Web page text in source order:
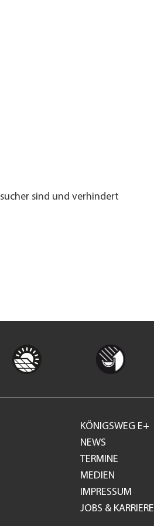
sind und verhindert
Footer
GH
KÖNIGSWEG E+
NEWS
TERMINE
MEDIEN
IMPRESSUM
JOBS & KARRIERE